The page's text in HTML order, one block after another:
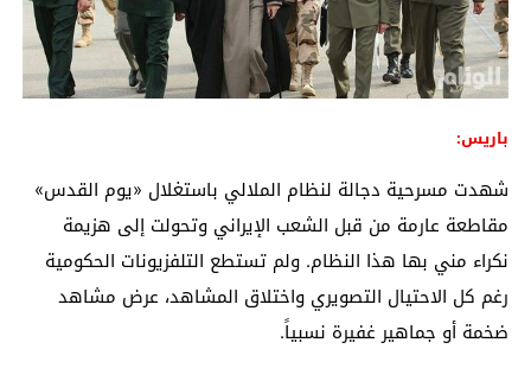
باريس:
شهدت مسرحية دجالة لنظام الملالي باستغلال «يوم القدس»
مقاطعة عارمة من قبل الشعب الإيراني وتحولت إلى هزيمة
نكراء مني بها هذا النظام. ولم تستطع التلفزيونات الحكومية
رغم كل الاحتيال التصويري واختلاق المشاهد، عرض مشاهد
ضخمة أو جماهير غفيرة نسبياً.